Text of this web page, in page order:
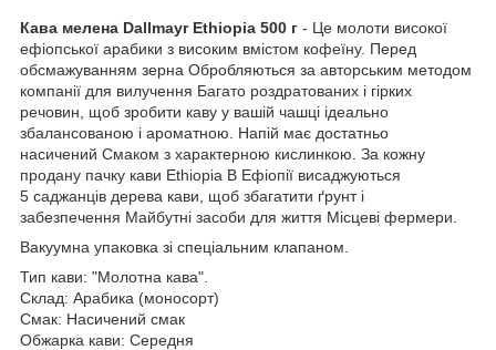
Кава мелена Dallmayr Ethiopia 500 г - Це молоти високої
ефіопської арабики з високим вмістом кофеїну. Перед
обсмажуванням зерна Обробляються за авторським методом
компанії для вилучення Багато роздратованих і гірких
речовин, щоб зробити каву у вашій чашці ідеально
збалансованою і ароматною. Напій має достатньо
насичений Смаком з характерною кислинкою. За кожну
продану пачку кави Ethiopia В Ефіопії висаджуються
5 саджанців дерева кави, щоб збагатити ґрунт і
забезпечення Майбутні засоби для життя Місцеві фермери.
Вакуумна упаковка зі спеціальним клапаном.
Тип кави: "Молотна кава".
Склад: Арабика (моносорт)
Смак: Насичений смак
Обжарка кави: Середня